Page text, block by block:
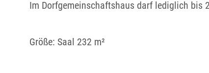
Im Dorfgemeinschaftshaus darf lediglich bis
Größe: Saal 232 m²